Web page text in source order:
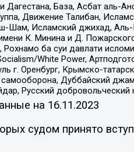
База, Асбат аль-
Движение Талибан,
Шам, Исламский джихад,
К. Минина и Д.
ба суи давлати
White Power,
г. Оренбург, Крымско-
Дуббайский
Русский добровольческий
на 16.11.2023
судом принято